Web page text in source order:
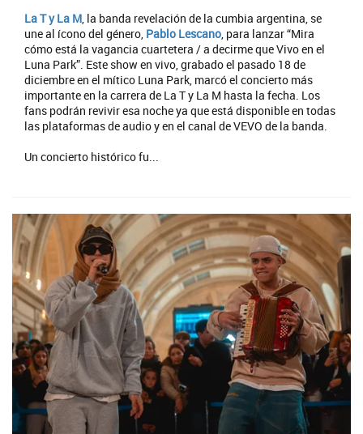
La T y La M, la banda revelación de la cumbia argentina, se
une al ícono del género, Pablo Lescano, para lanzar “Mira
cómo está la vagancia cuartetera / a decirme que Vivo en el
Luna Park”. Este show en vivo, grabado el pasado 18 de
diciembre en el mítico Luna Park, marcó el concierto más
importante en la carrera de La T y La M hasta la fecha. Los
fans podrán revivir esa noche ya que está disponible en todas
las plataformas de audio y en el canal de VEVO de la banda.
Un concierto histórico fu...